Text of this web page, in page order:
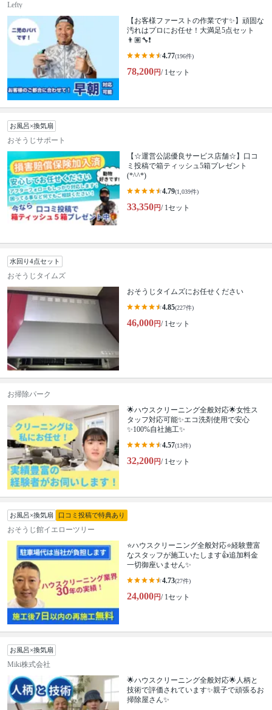
Lefty
【お客様ファーストの作業です✨】頑固な
汚れはプロにお任せ！大満足5点セット
👨🏽‍🔧❗️
4.77(196件)
78,200円/ 1セット
お風呂×換気扇
おそうじサポート
【☆運営公認優良サービス店舗☆】口コ
ミ投稿で箱ティッシュ5箱プレゼント
(*^^*)
4.79(1,039件)
33,350円/ 1セット
水回り4点セット
おそうじタイムズ
おそうじタイムズにお任せください
4.85(227件)
46,000円/ 1セット
お掃除パーク
🌟ハウスクリーニング全般対応🌟女性ス
タッフ対応可能✨エコ洗剤使用で安心
✨100%自社施工✨
4.57(13件)
32,200円/ 1セット
お風呂×換気扇 口コミ投稿で特典あり
おそうじ館イエローツリー
⭐ハウスクリーニング全般対応⭐経験豊富
なスタッフが施工いたします👍追加料金
一切御座いません✨
4.73(27件)
24,000円/ 1セット
お風呂×換気扇
Miki株式会社
🌟ハウスクリーニング全般対応🌟人柄と
技術で評価されています✨親子で頑張るお
掃除屋さん✨